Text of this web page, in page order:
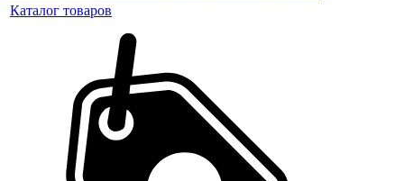
Каталог товаров